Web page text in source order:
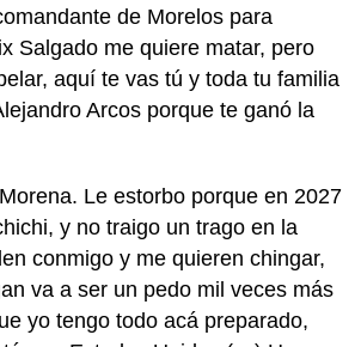
de Morelos para
Salgado me quiere matar, pero
aquí te vas tú y toda tu familia
Arcos porque te ganó la
Le estorbo porque en 2027
y no traigo un trago en la
conmigo y me quieren chingar,
va a ser un pedo mil veces más
yo tengo todo acá preparado,